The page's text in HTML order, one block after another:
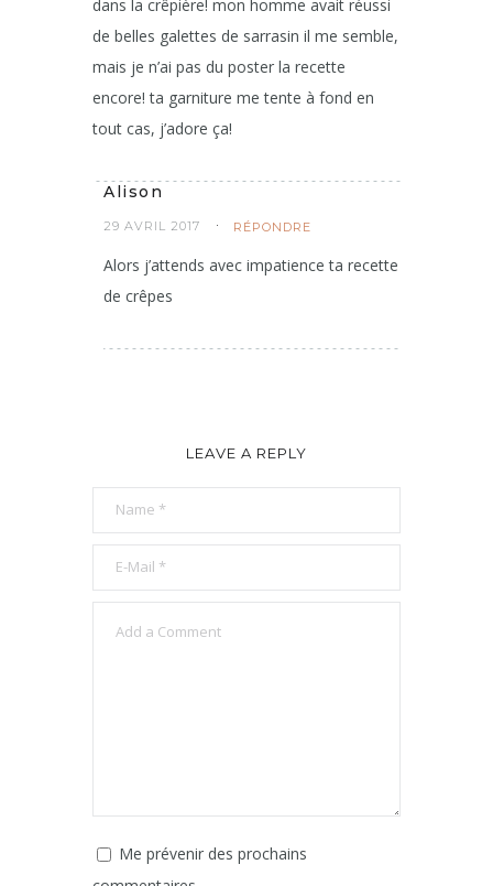
dans la crêpière! mon homme avait réussi
de belles galettes de sarrasin il me semble,
mais je n’ai pas du poster la recette
encore! ta garniture me tente à fond en
tout cas, j’adore ça!
Alison
29 AVRIL 2017 RÉPONDRE
Alors j’attends avec impatience ta recette
de crêpes
LEAVE A REPLY
Me prévenir des prochains